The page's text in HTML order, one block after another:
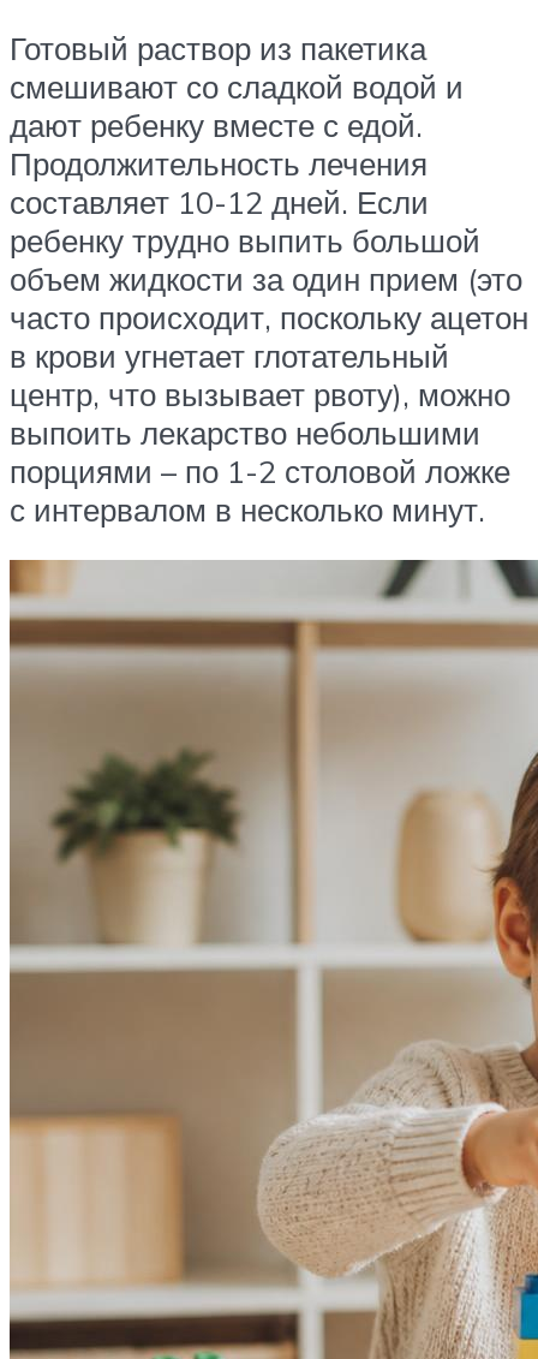
Готовый раствор из пакетика
смешивают со сладкой водой и
дают ребенку вместе с едой.
Продолжительность лечения
составляет 10-12 дней. Если
ребенку трудно выпить большой
объем жидкости за один прием (это
часто происходит, поскольку ацетон
в крови угнетает глотательный
центр, что вызывает рвоту), можно
выпоить лекарство небольшими
порциями – по 1-2 столовой ложке
с интервалом в несколько минут.